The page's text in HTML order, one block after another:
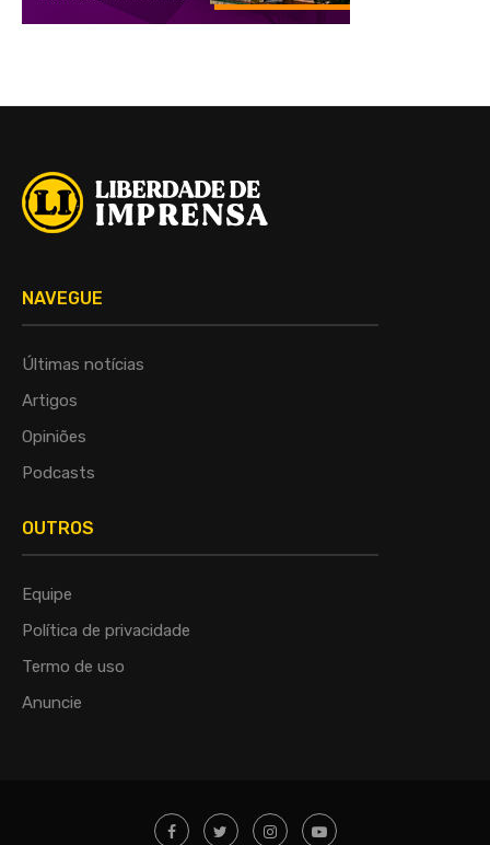
NAVEGUE
Últimas notícias
Artigos
Opiniões
Podcasts
OUTROS
Equipe
Política de privacidade
Termo de uso
Anuncie